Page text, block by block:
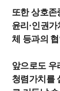
또한 상호존
윤리·인권
체 등과의
앞으로도 우
청렴가치를